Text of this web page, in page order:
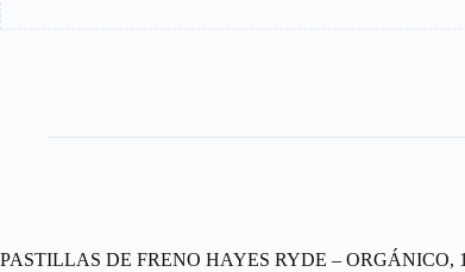
PASTILLAS DE FRENO HAYES RYDE – ORGÁNICO,